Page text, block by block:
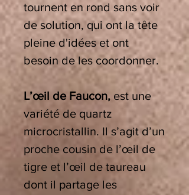
tournent en rond sans voir
de solution, qui ont la tête
pleine d'idées et ont
besoin de les coordonner.
L’œil de Faucon, est une
variété de quartz
microcristallin. Il s’agit d’un
proche cousin de l’œil de
tigre et l’œil de taureau
dont il partage les